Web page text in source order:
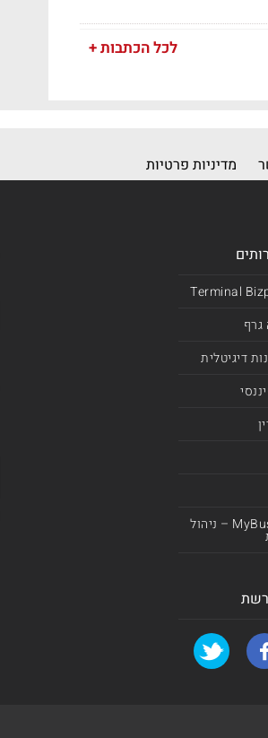
לכל הכתבות +
מדיניות פרטיות
גרף
דיגיטלית
MyBusiness CRM – ניהול